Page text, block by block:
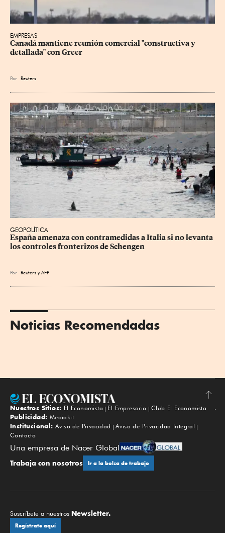
EMPRESAS
Canadá mantiene reunión ‌comercial "constructiva y
detallada" con Greer
Por Reuters
GEOPOLÍTICA
España amenaza con contramedidas a Italia si no levanta
los controles fronterizos de Schengen
Por Reuters yAFP
Noticias Recomendadas
Subir
Nuestros Sitios: El Economista El Empresario
Club El Economista
Publicidad: Mediakit
Institucional: Aviso de Privacidad
Aviso de Privacidad Integral
Contacto
Una empresa de Nacer Global
Trabaja con nosotros Ir a la bolsa de trabajo
Suscríbete a nuestros Newsletter.
Regístrate aquí